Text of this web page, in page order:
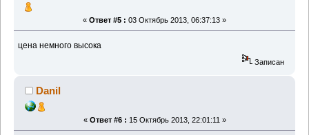
« Ответ #5 : 03 Октябрь 2013, 06:37:13 »
цена немного высока
Записан
Danil
« Ответ #6 : 15 Октябрь 2013, 22:01:11 »